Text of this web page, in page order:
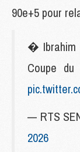
90e+5 pour
� Ibrahim
Coupe
— RTS
2026